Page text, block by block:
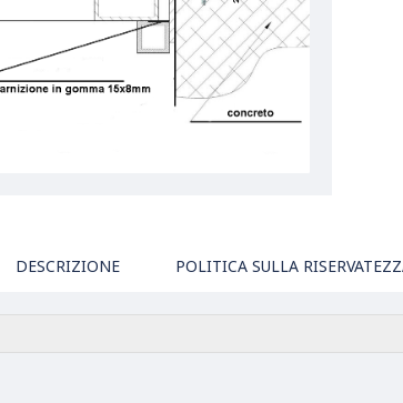
DESCRIZIONE POLITICA SULLA